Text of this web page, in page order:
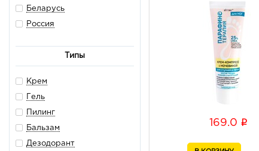
Беларусь
Россия
Типы
Крем
Гель
Пилинг
Бальзам
Дезодорант
169.0 i